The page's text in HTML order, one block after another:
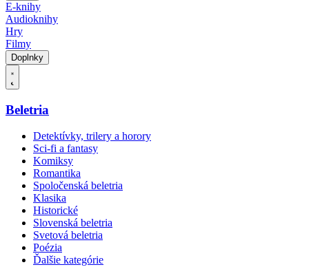
E-knihy
Audioknihy
Hry
Filmy
Doplnky
Beletria
Detektívky, trilery a horory
Sci-fi a fantasy
Komiksy
Romantika
Spoločenská beletria
Klasika
Historické
Slovenská beletria
Svetová beletria
Poézia
Ďalšie kategórie